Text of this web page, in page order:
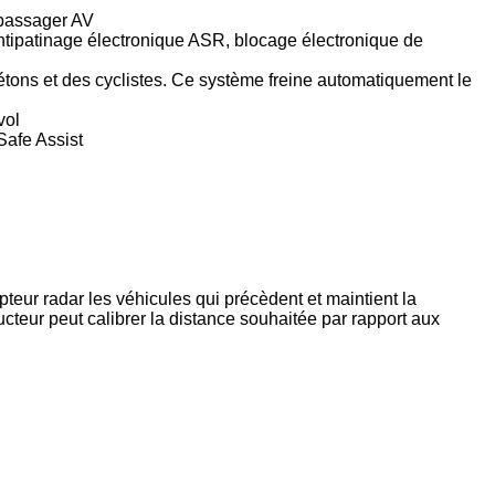
AV
électronique ASR, blocage électronique de
et des cyclistes. Ce système freine automatiquement le
Assist
radar les véhicules qui précèdent et maintient la
peut calibrer la distance souhaitée par rapport aux